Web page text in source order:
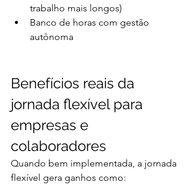
trabalho mais longos)
Banco de horas com gestão
autônoma
Benefícios reais da
jornada flexível para
empresas e
colaboradores
Quando bem implementada, a jornada
flexível gera ganhos como: